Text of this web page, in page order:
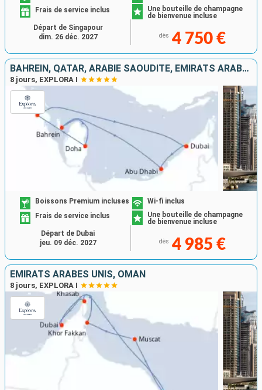
Frais de service inclus
Une bouteille de champagne
de bienvenue incluse
dès 4 750 €
Départ de Singapour
dim. 26 déc. 2027
BAHREIN, QATAR, ARABIE SAOUDITE, EMIRATS ARABES UNIS
8 jours, EXPLORA I
Boissons Premium incluses
Wi-fi inclus
Frais de service inclus
Une bouteille de champagne
de bienvenue incluse
dès 4 985 €
Départ de Dubai
jeu. 09 déc. 2027
EMIRATS ARABES UNIS, OMAN
8 jours, EXPLORA I